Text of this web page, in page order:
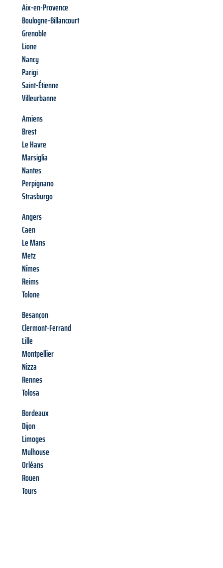
Aix-en-Provence
Boulogne-Billancourt
Grenoble
Lione
Nancy
Parigi
Saint-Étienne
Villeurbanne
Amiens
Brest
Le Havre
Marsiglia
Nantes
Perpignano
Strasburgo
Angers
Caen
Le Mans
Metz
Nîmes
Reims
Tolone
Besançon
Clermont-Ferrand
Lille
Montpellier
Nizza
Rennes
Tolosa
Bordeaux
Dijon
Limoges
Mulhouse
Orléans
Rouen
Tours